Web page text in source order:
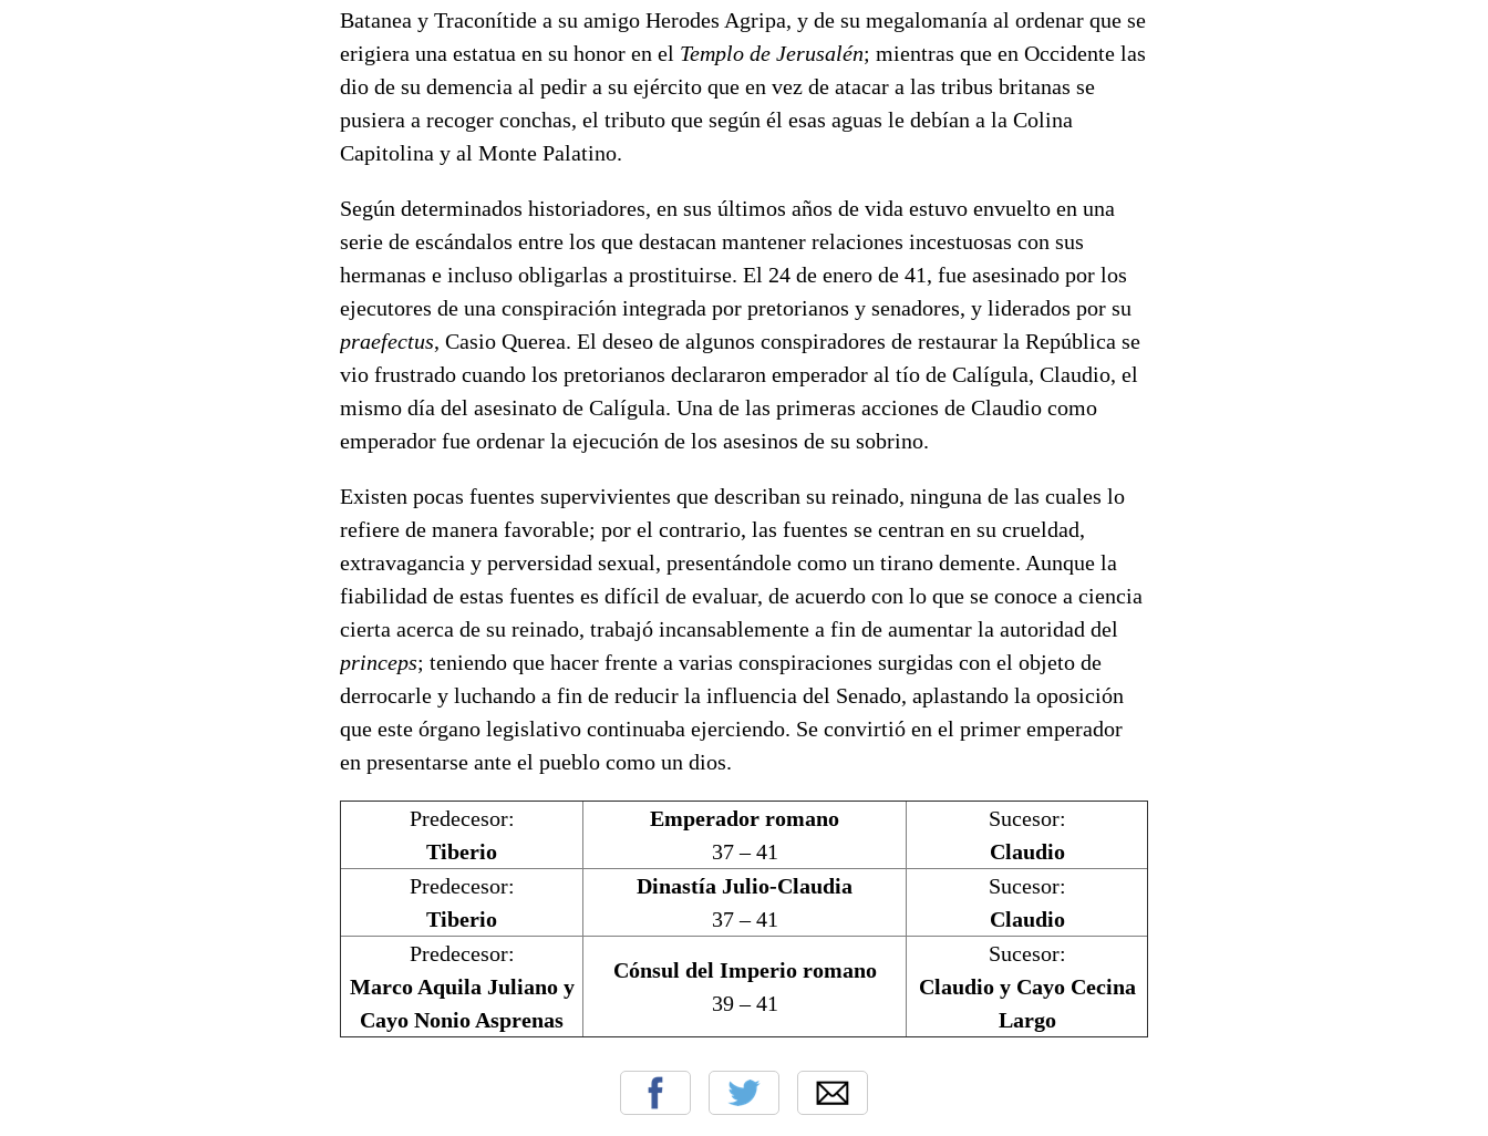
Batanea y Traconítide a su amigo Herodes Agripa, y de su megalomanía al ordenar que se
erigiera una estatua en su honor en el Templo de Jerusalén; mientras que en Occidente las
dio de su demencia al pedir a su ejército que en vez de atacar a las tribus britanas se
pusiera a recoger conchas, el tributo que según él esas aguas le debían a la Colina
Capitolina y al Monte Palatino.
Según determinados historiadores, en sus últimos años de vida estuvo envuelto en una
serie de escándalos entre los que destacan mantener relaciones incestuosas con sus
hermanas e incluso obligarlas a prostituirse. El 24 de enero de 41, fue asesinado por los
ejecutores de una conspiración integrada por pretorianos y senadores, y liderados por su
praefectus, Casio Querea. El deseo de algunos conspiradores de restaurar la República se
vio frustrado cuando los pretorianos declararon emperador al tío de Calígula, Claudio, el
mismo día del asesinato de Calígula. Una de las primeras acciones de Claudio como
emperador fue ordenar la ejecución de los asesinos de su sobrino.
Existen pocas fuentes supervivientes que describan su reinado, ninguna de las cuales lo
refiere de manera favorable; por el contrario, las fuentes se centran en su crueldad,
extravagancia y perversidad sexual, presentándole como un tirano demente. Aunque la
fiabilidad de estas fuentes es difícil de evaluar, de acuerdo con lo que se conoce a ciencia
cierta acerca de su reinado, trabajó incansablemente a fin de aumentar la autoridad del
princeps; teniendo que hacer frente a varias conspiraciones surgidas con el objeto de
derrocarle y luchando a fin de reducir la influencia del Senado, aplastando la oposición
que este órgano legislativo continuaba ejerciendo. Se convirtió en el primer emperador
en presentarse ante el pueblo como un dios.
Predecesor:
Tiberio
Emperador romano
37 – 41
Sucesor:
Claudio
Predecesor:
Tiberio
Dinastía Julio-Claudia
37 – 41
Sucesor:
Claudio
Predecesor:
Marco Aquila Juliano y
Cayo Nonio Asprenas
Cónsul del Imperio romano
39 – 41
Sucesor:
Claudio y Cayo Cecina
Largo